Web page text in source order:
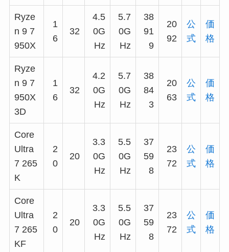
Ryze
n 9 7
950X
1
6
32
4.5
0G
Hz
5.7
0G
Hz
38
91
9
20
92
公
式
価
格
Ryze
n 9 7
950X
3D
1
6
32
4.2
0G
Hz
5.7
0G
Hz
38
84
3
20
63
公
式
価
格
Core
Ultra
7 265
K
2
0
20
3.3
0G
Hz
5.5
0G
Hz
37
59
8
23
72
公
式
価
格
Core
Ultra
7 265
KF
2
0
20
3.3
0G
Hz
5.5
0G
Hz
37
59
8
23
72
公
式
価
格